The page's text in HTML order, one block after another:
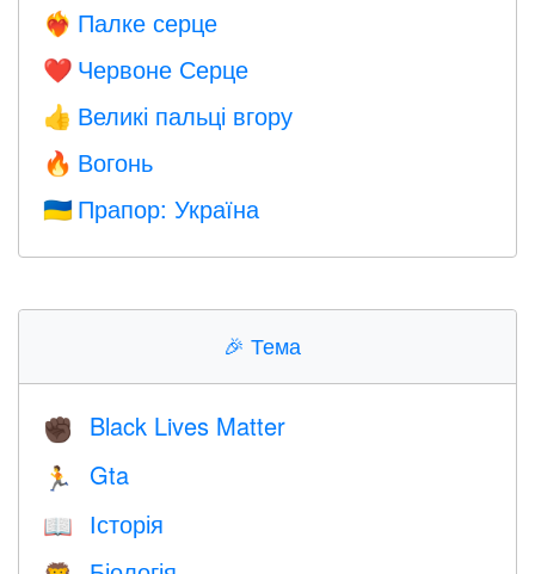
❤️‍🔥 Палке серце
❤️ Червоне Серце
👍 Великі пальці вгору
🔥 Вогонь
🇺🇦 Прапор: Україна
🎉 Тема
✊🏿 Black Lives Matter
🏃 Gta
📖 Історія